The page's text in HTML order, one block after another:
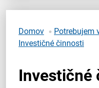
Samospráva
O Lamači
Domov Potrebujem
Investičné činnosti
Investičné